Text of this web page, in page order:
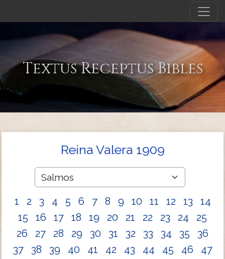
Textus Receptus Bibles
Reina Valera 1909
1 2 3 4 5 6 7 8 9 10 11 12 13
14
15
16 17 18 19 20 21 22 23 24
25
26
27 28 29 30 31 32 33 34 35
36
37
38 39 40 41 42 43 44 45 46
47